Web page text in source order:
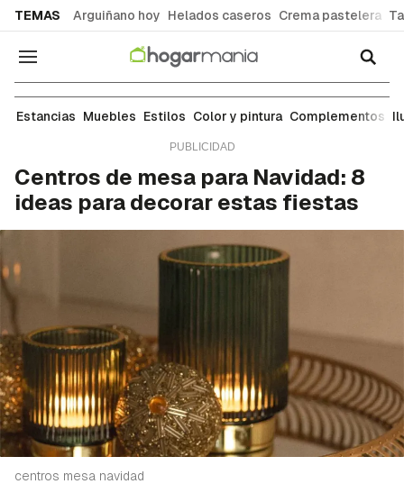
TEMAS Arguiñano hoy Helados caseros Crema pastelera
Navegación
Complementos
Estancias Muebles Estilos Color y pintura Complementos
Centros de mesa para Navidad: 8
ideas para decorar estas fiestas
centros mesa navidad